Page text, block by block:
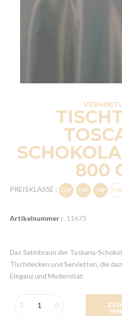
800
PREISKLASSE :
Artikelnummer : 11673
Das Satinbraun der Toskana-
Tischdecken und Servietten, die
Eleganz und Modernität.